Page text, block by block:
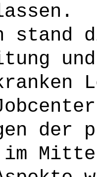
stand
der
im